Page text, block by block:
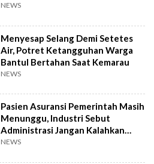
NEWS
Menyesap Selang Demi Setetes
Air, Potret Ketangguhan Warga
Bantul Bertahan Saat Kemarau
NEWS
Pasien Asuransi Pemerintah Masih
Menunggu, Industri Sebut
Administrasi Jangan Kalahkan
Kemanusiaan
NEWS